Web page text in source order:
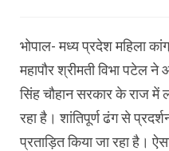
भोपाल- मध्य प्रदेश महिला
महापौर श्रीमती विभा पटेल
सिंह चौहान सरकार के राज में
रहा है। शांतिपूर्ण ढंग से
प्रताड़ित किया जा रहा है।